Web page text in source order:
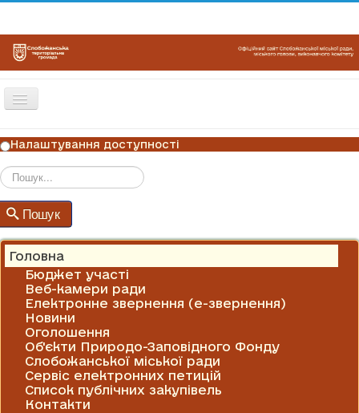
Перемикач
ГОЛОВНА
НОВИНИ
ОГОЛОШЕННЯ
ГРАФІКИ ПРИЙОМУ
КОНТАКТИ
Налаштування доступності
Пошук
Головна
Бюджет участі
Веб-камери ради
Електронне звернення (е-звернення)
Новини
Оголошення
Об'єкти Природо-Заповідного Фонду
Слобожанської міської ради
Сервіс електронних петицій
Список публічних закупівель
Контакти